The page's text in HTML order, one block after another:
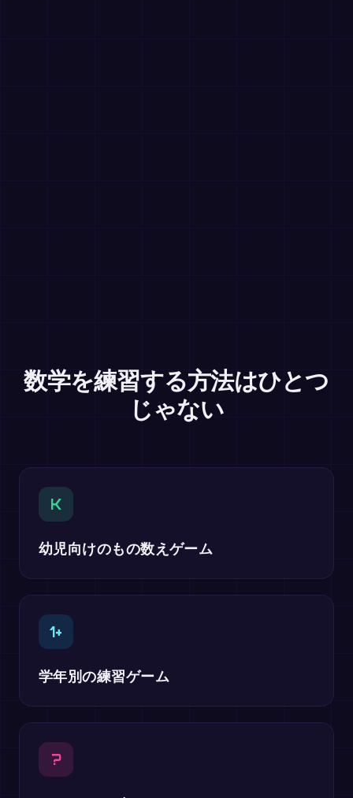
数学を練習する方法はひとつ
じゃない
K
幼児向けのもの数えゲーム
1+
学年別の練習ゲーム
?